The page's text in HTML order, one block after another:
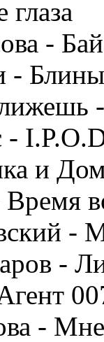
-
- Блины
и
-
-
-